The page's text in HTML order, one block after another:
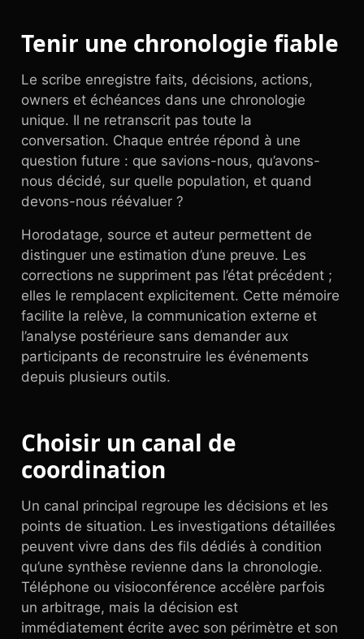
Tenir une chronologie fiable
Le scribe enregistre faits, décisions, actions,
owners et échéances dans une chronologie
unique. Il ne retranscrit pas toute la
conversation. Chaque entrée répond à une
question future : que savions-nous, qu’avons-
nous décidé, sur quelle population, et quand
devons-nous réévaluer ?
Horodatage, source et auteur permettent de
distinguer une estimation d’une preuve. Les
corrections ne suppriment pas l’état précédent ;
elles le remplacent explicitement. Cette mémoire
facilite la relève, la communication externe et
l’analyse postérieure sans demander aux
participants de reconstruire les événements
depuis plusieurs outils.
Choisir un canal de
coordination
Un canal principal regroupe les décisions et les
points de situation. Les investigations détaillées
peuvent vivre dans des fils dédiés à condition
qu’une synthèse revienne dans la chronologie.
Téléphone ou visioconférence accélère parfois
un arbitrage, mais la décision est
immédiatement écrite avec son périmètre et son